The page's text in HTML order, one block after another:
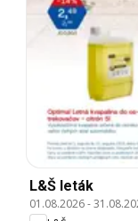
L&Š leták
01.08.2026-